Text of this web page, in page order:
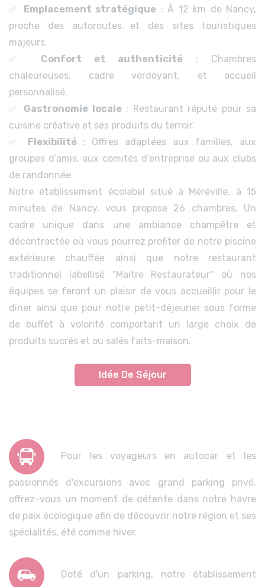
✅ Emplacement stratégique : À 12 km de Nancy,
proche des autoroutes et des sites touristiques
majeurs.
✅ Confort et authenticité : Chambres
chaleureuses, cadre verdoyant, et accueil
personnalisé.
✅ Gastronomie locale: Restaurant réputé pour sa
cuisine créative et ses produits du terroir.
✅ Flexibilité: Offres adaptées aux familles, aux
groupes d’amis, aux comités d’entreprise ou aux clubs
de randonnée.
Notre établissement écolabel situé à Méréville, à 15
minutes de Nancy, vous propose 26 chambres. Un
cadre unique dans une ambiance champêtre et
décontractée où vous pourrez profiter de notre piscine
extérieure chauffée ainsi que notre restaurant
traditionnel labellisé "Maitre Restaurateur" où nos
équipes se feront un plaisir de vous accueillir pour le
diner ainsi que pour notre petit-déjeuner sous forme
de buffet à volonté comportant un large choix de
produits sucrés et ou salés faits-maison.
Idée De Séjour
Pour les voyageurs en autocar et les
passionnés d'excursions avec grand parking privé,
offrez-vous un moment de détente dans notre havre
de paix écologique afin de découvrir notre région et ses
spécialités, été comme hiver.
Doté d'un parking, notre établissement